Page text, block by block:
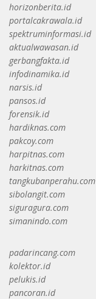
horizonberita.id
portalcakrawala.id
spektruminformasi.id
aktualwawasan.id
gerbangfakta.id
infodinamika.id
narsis.id
pansos.id
forensik.id
hardiknas.com
pakcoy.com
harpitnas.com
harkitnas.com
tangkubanperahu.com
sibolangit.com
siguragura.com
simanindo.com
padarincang.com
kolektor.id
pelukis.id
pancoran.id